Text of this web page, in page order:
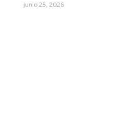
junio 25, 2026